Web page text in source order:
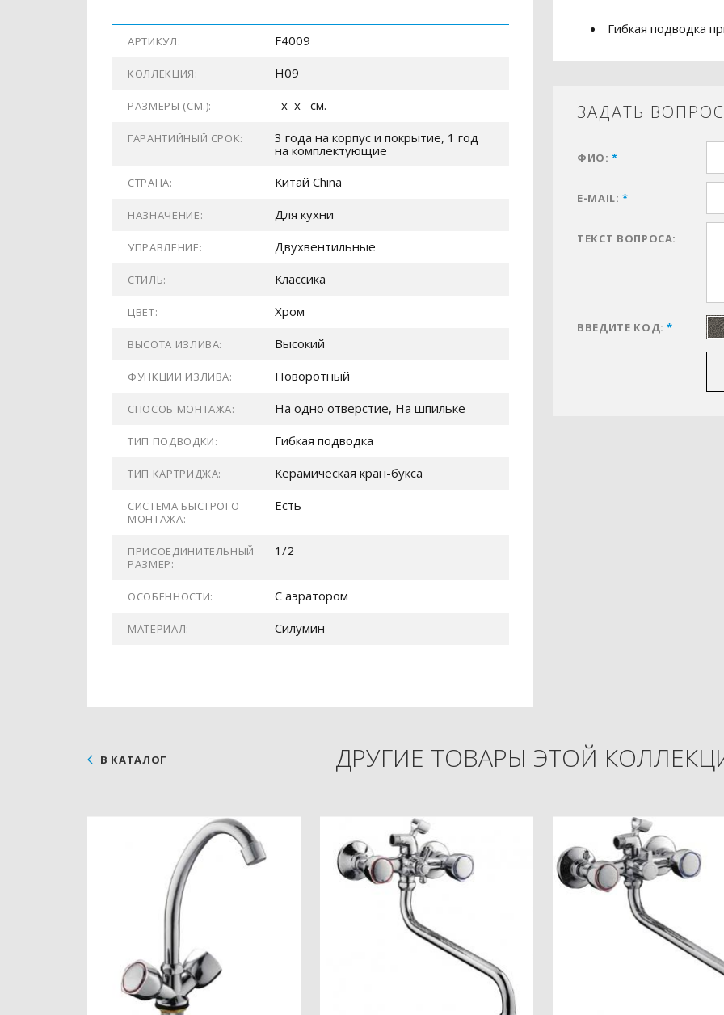
АРТИКУЛ: F4009
КОЛЛЕКЦИЯ: H09
РАЗМЕРЫ (СМ.): –x–x– см.
ГАРАНТИЙНЫЙ СРОК:
3 года на корпус и покрытие, 1 год
на комплектующие
СТРАНА: Китай China
НАЗНАЧЕНИЕ: Для кухни
УПРАВЛЕНИЕ: Двухвентильные
СТИЛЬ: Классика
ЦВЕТ: Хром
ВЫСОТА ИЗЛИВА: Высокий
ФУНКЦИИ ИЗЛИВА: Поворотный
СПОСОБ МОНТАЖА: На одно отверстие, На шпильке
ТИП ПОДВОДКИ: Гибкая подводка
ТИП КАРТРИДЖА: Керамическая кран-букса
СИСТЕМА БЫСТРОГО
МОНТАЖА:
Есть
ПРИСОЕДИНИТЕЛЬНЫЙ
РАЗМЕР:
1/2
ОСОБЕННОСТИ: С аэратором
МАТЕРИАЛ: Силумин
Гибкая подводка
ЗАДАТЬ ВОПРОС
ФИО:*
E-MAIL:*
ТЕКСТ ВОПРОСА:
ВВЕДИТЕ КОД:*
ДРУГИЕ ТОВАРЫ ЭТОЙ
В КАТАЛОГ